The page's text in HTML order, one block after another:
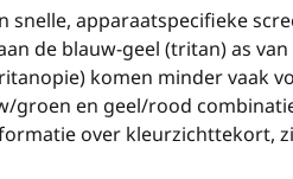
snelle, apparaatspecifieke
de blauw-geel (tritan) as
komen minder vaak
groen en geel/rood
over kleurzichttekort,